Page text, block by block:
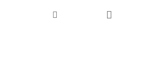
Přihlášení